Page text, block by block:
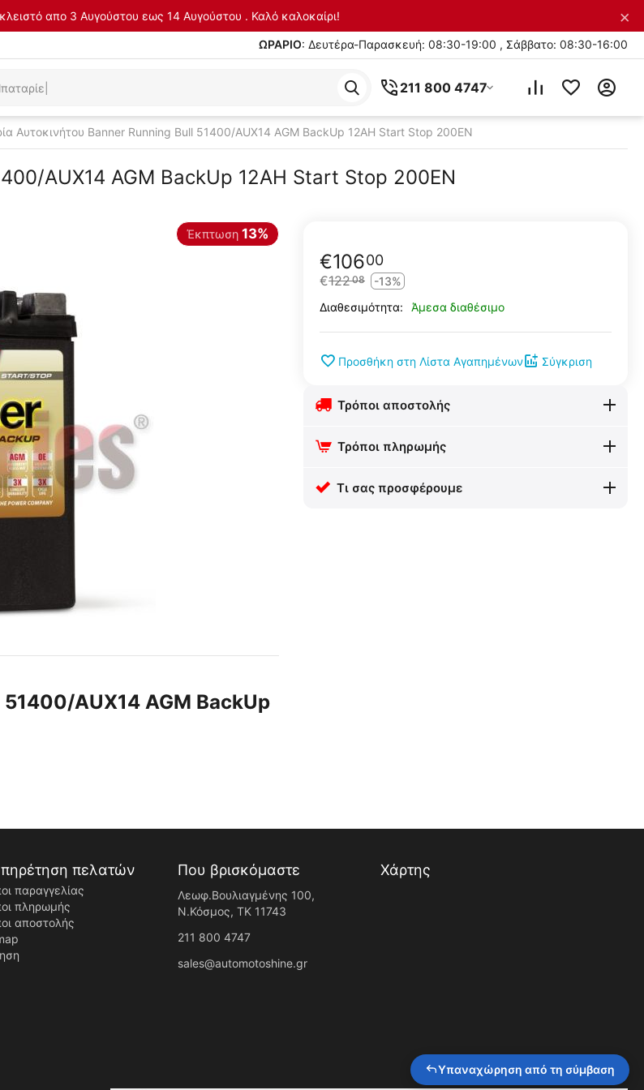
απο 3 Αυγούστου εως 14 Αυγούστου . Καλό καλοκαίρι! ×
ΩΡΑΡΙΟ: Δευτέρα-Παρασκευή: 08:30-19:00 , Σάββατο: 08:30-16:00
211 800 4747
Αυτοκινήτου Banner Running Bull 51400/AUX14 AGM BackUp 12AH Start Stop 200EN
AUX14 AGM BackUp 12AH Start Stop 200EN
€10600
€12208
-13%
Διαθεσιμότητα:
Άμεσα διαθέσιμο
Προσθήκη στη Λίστα Αγαπημένων Σύγκριση
Τρόποι αποστολής
Τρόποι πληρωμής
Τι σας προσφέρουμε
AUX14 AGM BackUp
πελατών
παραγγελίας
πληρωμής
αποστολής
Που βρισκόμαστε
Λεωφ.Βουλιαγμένης 100,
Ν.Κόσμος, ΤK 11743
211 800 4747
sales@automotoshine.gr
Χάρτης
Υπαναχώρηση από τη σύμβαση